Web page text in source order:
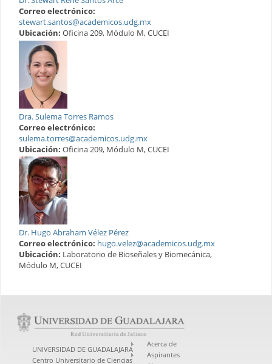
Correo electrónico:
stewart.santos@academicos.udg.mx
Ubicación: Oficina 209, Módulo M, CUCEI
Dra. Sulema Torres Ramos
Correo electrónico:
sulema.torres@academicos.udg.mx
Ubicación: Oficina 209, Módulo M, CUCEI
Dr. Hugo Abraham Vélez Pérez
Correo electrónico: hugo.velez@academicos.udg.mx
Ubicación: Laboratorio de Bioseñales y Biomecánica,
Módulo M, CUCEI
UNIVERSIDAD DE GUADALAJARA
Centro Universitario de Ciencias
Acerca de
Aspirantes